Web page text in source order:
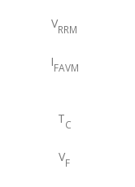
VRRM
IFAVM
TC
VF